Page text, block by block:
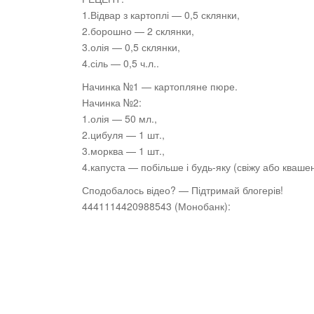
1.Відвар з картоплі — 0,5 склянки,
2.борошно — 2 склянки,
3.олія — 0,5 склянки,
4.сіль — 0,5 ч.л..
Начинка №1 — картопляне пюре.
Начинка №2:
1.олія — 50 мл.,
2.цибуля — 1 шт.,
3.морква — 1 шт.,
4.капуста — побільше і будь-яку (свіжу або
Сподобалось відео? — Підтримай блогерів!
4441114420988543 (Монобанк):